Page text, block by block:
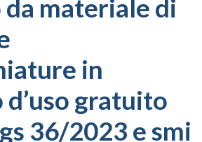
materiale di
in
gratuito
36/2023 e smi